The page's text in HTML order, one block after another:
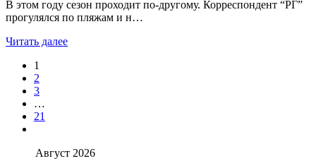
В этом году сезон проходит по-другому. Корреспондент “РГ”
прогулялся по пляжам и н…
Читать далее
1
2
3
…
21
Август 2026